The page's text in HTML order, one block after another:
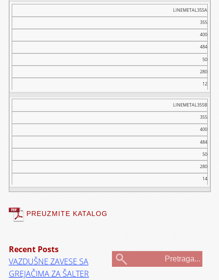
LINEMETAL355A
355
400
484
50
280
12
LINEMETAL355B
355
400
484
50
280
14
PREUZMITE KATALOG
Recent Posts
VAZDUŠNE ZAVESE SA
GREJAČIMA ZA ŠALTER